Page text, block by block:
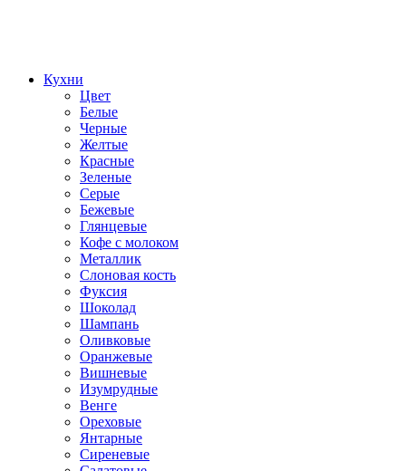
Кухни
Цвет
Белые
Черные
Желтые
Красные
Зеленые
Серые
Бежевые
Глянцевые
Кофе с молоком
Металлик
Слоновая кость
Фуксия
Шоколад
Шампань
Оливковые
Оранжевые
Вишневые
Изумрудные
Венге
Ореховые
Янтарные
Сиреневые